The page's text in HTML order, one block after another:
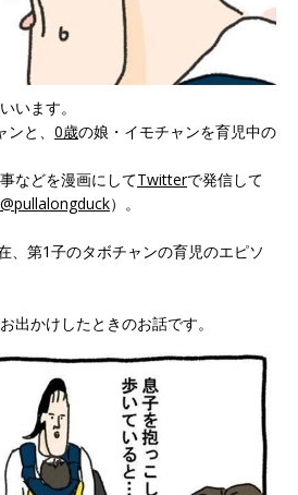
います。
と、 0歳の娘・イモチャンを育児中の
などを漫画にしてTwitterで発信して
@pullalongduck）。
、第1子のタボチャンの育児のエピソ
出かけしたときのお話です。